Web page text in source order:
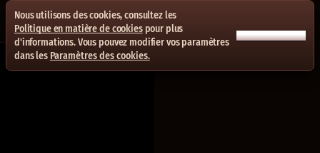
Nous utilisons des cookies, consultez les
Politique en matière de cookiespour plus
d'informations. Vous pouvez modifier vos paramètres
dans les Paramètres des cookies.
ACCEPTER TOUT